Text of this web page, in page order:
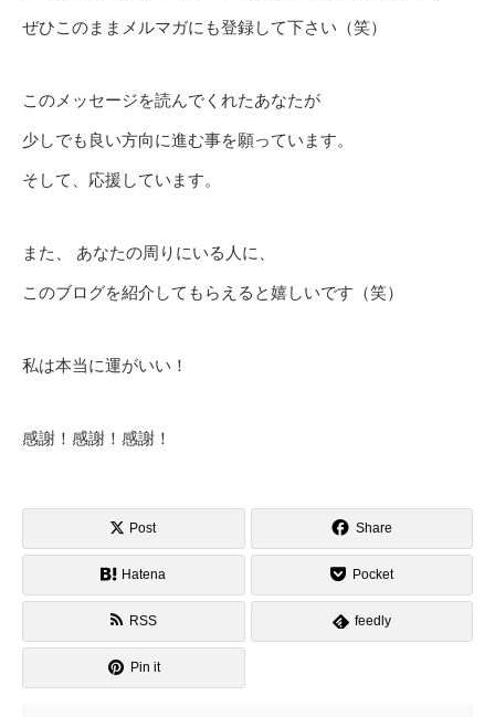
ぜひこのままメルマガにも登録して下さい（笑）
このメッセージを読んでくれたあなたが
少しでも良い方向に進む事を願っています。
そして、応援しています。
また、 あなたの周りにいる人に、
このブログを紹介してもらえると嬉しいです（笑）
私は本当に運がいい！
感謝！感謝！感謝！
Post Share
Hatena Pocket
RSS feedly
Pin it